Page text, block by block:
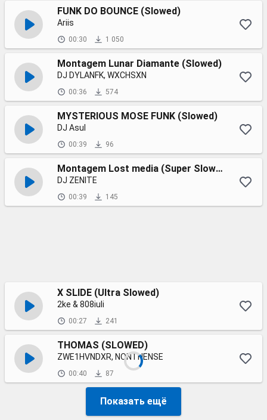
FUNK DO BOUNCE (Slowed)
Ariis
00:30 1 050
Montagem Lunar Diamante (Slowed)
DJ DYLANFK, WXCHSXN
00:36 574
MYSTERIOUS MOSE FUNK (Slowed)
DJ Asul
00:39 96
Montagem Lost media (Super Slowed)
DJ ZENITE
00:39 145
X SLIDE (Ultra Slowed)
2ke & 808iuli
00:27 241
THOMAS (SLOWED)
ZWE1HVNDXR, NONTHENSE
00:40 87
Показать ещё